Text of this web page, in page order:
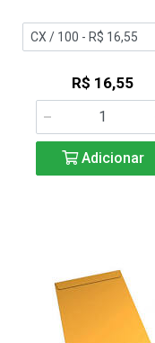
R$ 16,55
Adicionar